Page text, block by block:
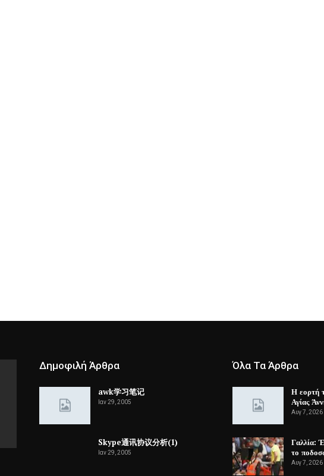
Δημοφιλή Άρθρα
awk学习笔记
Ιαν 29, 2005
Skype通讯协议分析(1)
Ιαν 29, 2005
Όλα Τα Άρθρα
Η εορτή
Αγίας
Αυγ 7, 2026
Γαλλία:
το
Αυγ 7, 2026